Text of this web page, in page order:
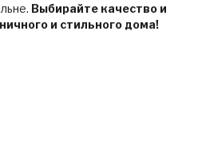
Выбирайте качество и
и стильного дома!